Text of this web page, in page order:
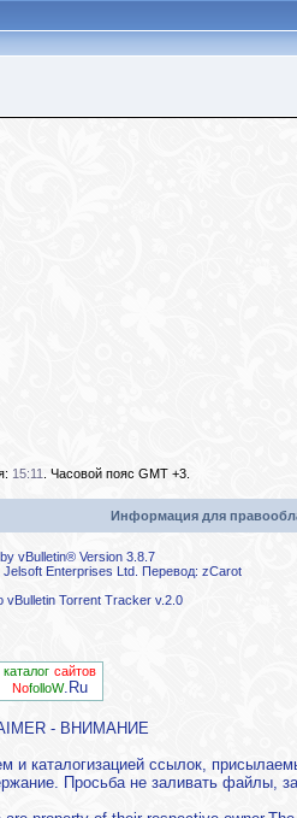
15:11 . Часовой пояс GMT +3.
Информация для
vBulletin® Version 3.8.7
Enterprises Ltd. Перевод: zCarot
vBulletin Torrent Tracker v.2.0
каталог сайтов
NofolloW.Ru
- ВНИМАНИЕ
и каталогизацией ссылок,
Просьба не заливать